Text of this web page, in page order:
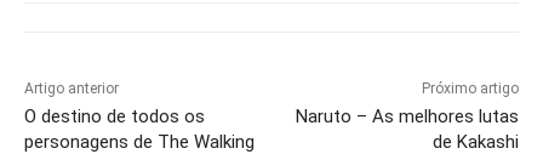
Artigo anterior
O destino de todos os
personagens de The Walking
Próximo artigo
Naruto – As melhores lutas
de Kakashi